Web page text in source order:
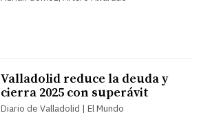
Valladolid reduce la deuda y
cierra 2025 con superávit
Diario de Valladolid | El Mundo